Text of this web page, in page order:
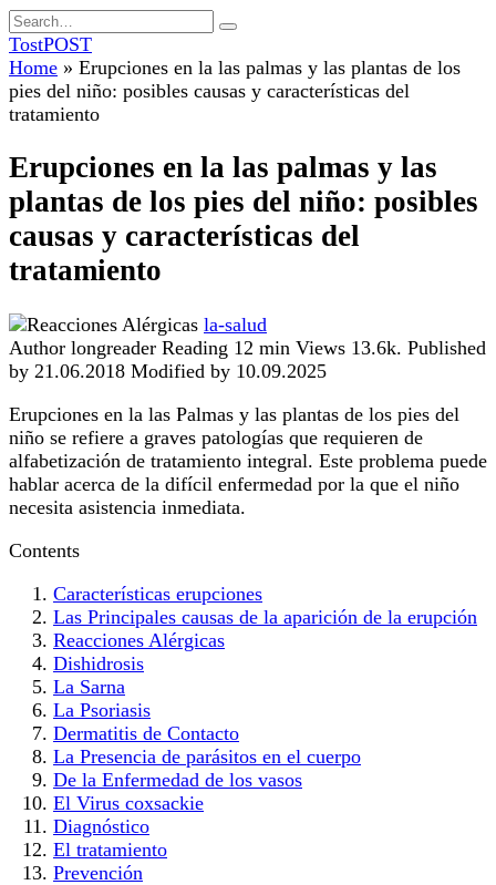
Skip
to
content
Search
for:
TostPOST
Home » Erupciones en la las palmas y las plantas de los
pies del niño: posibles causas y características del
tratamiento
Erupciones en la las palmas y las
plantas de los pies del niño: posibles
causas y características del
tratamiento
la-salud
Author longreader Reading 12 min Views 13.6k. Published
by 21.06.2018 Modified by 10.09.2025
Erupciones en la las Palmas y las plantas de los pies del
niño se refiere a graves patologías que requieren de
alfabetización de tratamiento integral. Este problema puede
hablar acerca de la difícil enfermedad por la que el niño
necesita asistencia inmediata.
Contents
Características erupciones
Las Principales causas de la aparición de la erupción
Reacciones Alérgicas
Dishidrosis
La Sarna
La Psoriasis
Dermatitis de Contacto
La Presencia de parásitos en el cuerpo
De la Enfermedad de los vasos
El Virus coxsackie
Diagnóstico
El tratamiento
Prevención